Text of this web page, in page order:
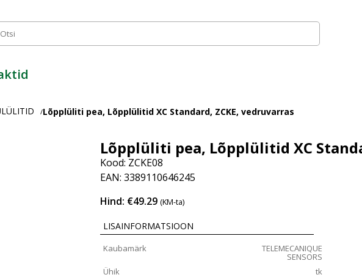
/Lõpplüliti pea, Lõpplülitid XC Standard, ZCKE, vedruvarras
Lõpplüliti pea, Lõpplülitid XC
Kood: ZCKE08
EAN: 3389110646245
Hind: €49.29(KM-ta)
LISAINFORMATSIOON
Kaubamärk TELEMECANIQUE
SENSORS
Ühik
tk